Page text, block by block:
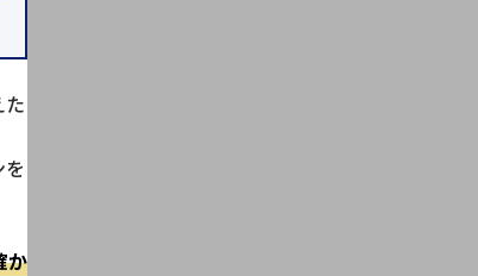
か